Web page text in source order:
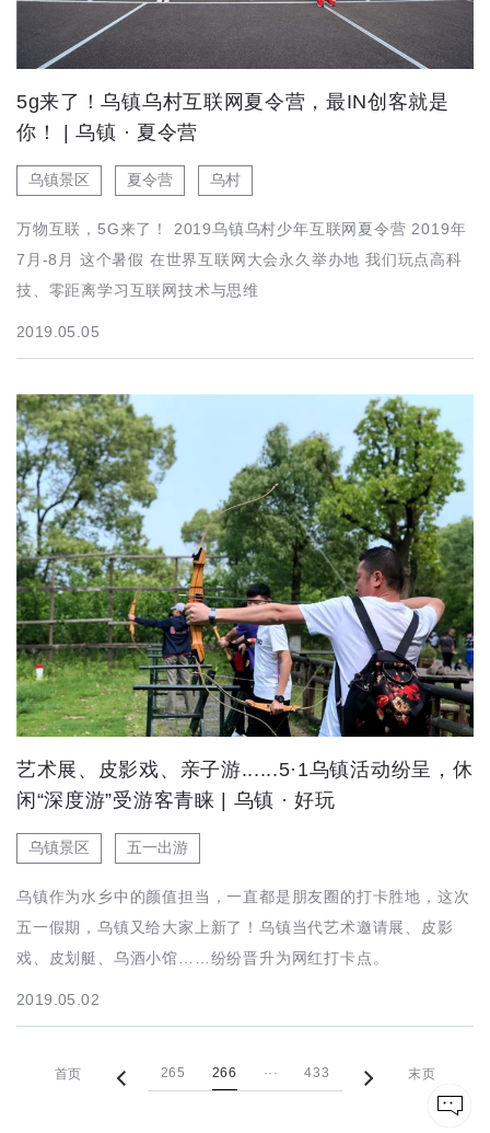
5g来了！乌镇乌村互联网夏令营，最IN创客就是
你！ | 乌镇 · 夏令营
乌镇景区 夏令营 乌村
万物互联，5G来了！ 2019乌镇乌村少年互联网夏令营 2019年
7月-8月 这个暑假 在世界互联网大会永久举办地 我们玩点高科
技、零距离学习互联网技术与思维
2019.05.05
艺术展、皮影戏、亲子游......5·1乌镇活动纷呈，休
闲“深度游”受游客青睐 | 乌镇 · 好玩
乌镇景区 五一出游
乌镇作为水乡中的颜值担当，一直都是朋友圈的打卡胜地，这次
五一假期，乌镇又给大家上新了！乌镇当代艺术邀请展、皮影
戏、皮划艇、乌酒小馆……纷纷晋升为网红打卡点。
2019.05.02
首页 265 266 ··· 433 末页